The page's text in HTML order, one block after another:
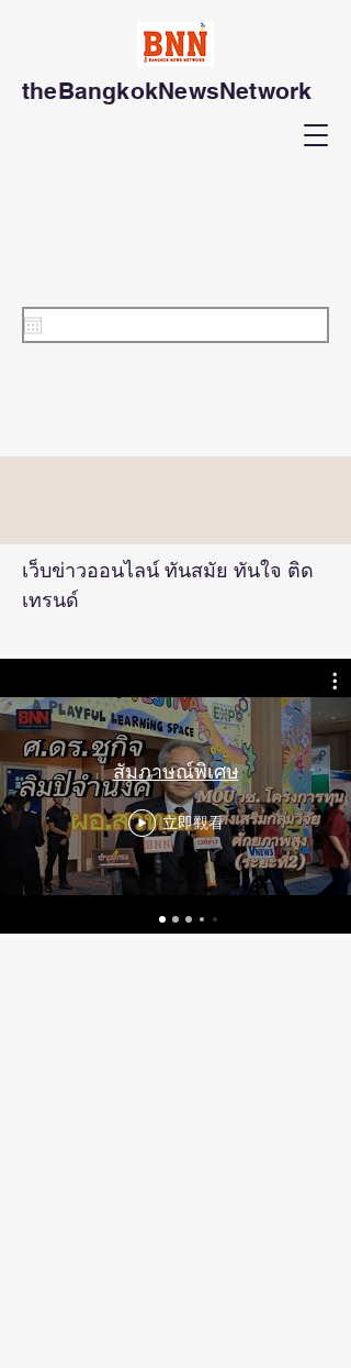
theBangkokNewsNetwork
เว็บข่าวออนไลน์ ทันสมัย ทันใจ ติด
เทรนด์
สัมภาษณ์พิเศษ
立即觀看